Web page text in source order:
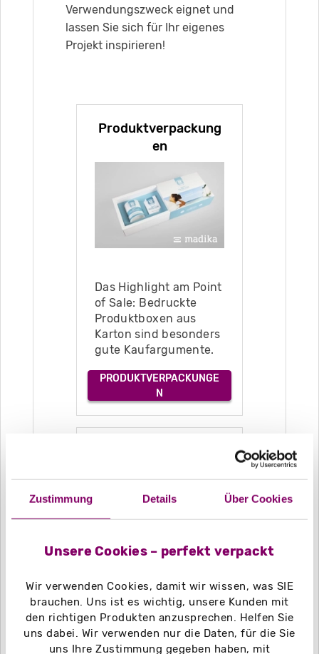
Zustimmung Details Über Cookies
Unsere Cookies – perfekt verpackt
Wir verwenden Cookies, damit wir wissen, was SIE
brauchen. Uns ist es wichtig, unsere Kunden mit
den richtigen Produkten anzusprechen. Helfen Sie
uns dabei. Wir verwenden nur die Daten, für die Sie
uns Ihre Zustimmung gegeben haben, mit
Verwendungszweck eignet und
lassen Sie sich für Ihr eigenes
Projekt inspirieren!
Produktverpackung
en
Das Highlight am Point
of Sale: Bedruckte
Produktboxen aus
Karton sind besonders
gute Kaufargumente.
PRODUKTVERPACKUNGE
N
Setzen Sie Ihren
eigenen Schmuck mit
Hilfe von